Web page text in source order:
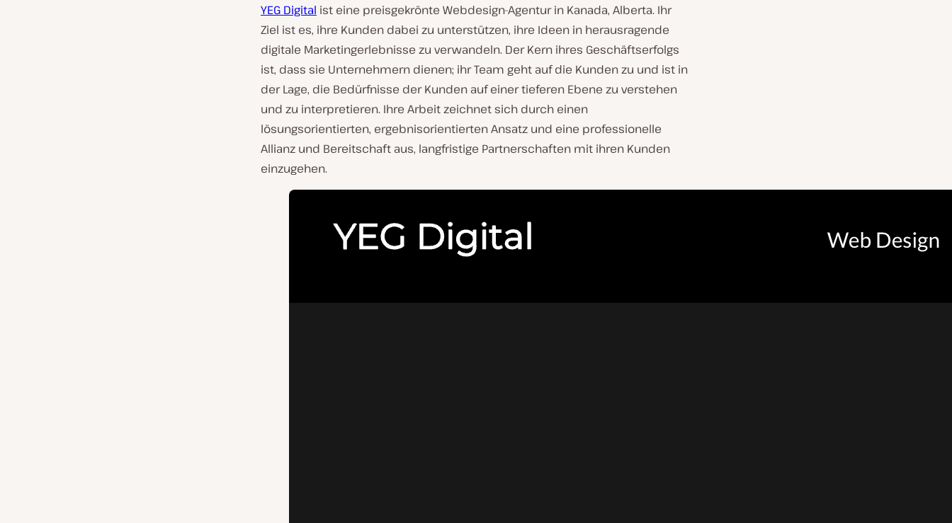
YEG Digital ist eine preisgekrönte Webdesign-Agentur in Kanada, Alberta. Ihr
Ziel ist es, ihre Kunden dabei zu unterstützen, ihre Ideen in herausragende
digitale Marketingerlebnisse zu verwandeln. Der Kern ihres Geschäftserfolgs
ist, dass sie Unternehmern dienen; ihr Team geht auf die Kunden zu und ist in
der Lage, die Bedürfnisse der Kunden auf einer tieferen Ebene zu verstehen
und zu interpretieren. Ihre Arbeit zeichnet sich durch einen
lösungsorientierten, ergebnisorientierten Ansatz und eine professionelle
Allianz und Bereitschaft aus, langfristige Partnerschaften mit ihren Kunden
einzugehen.